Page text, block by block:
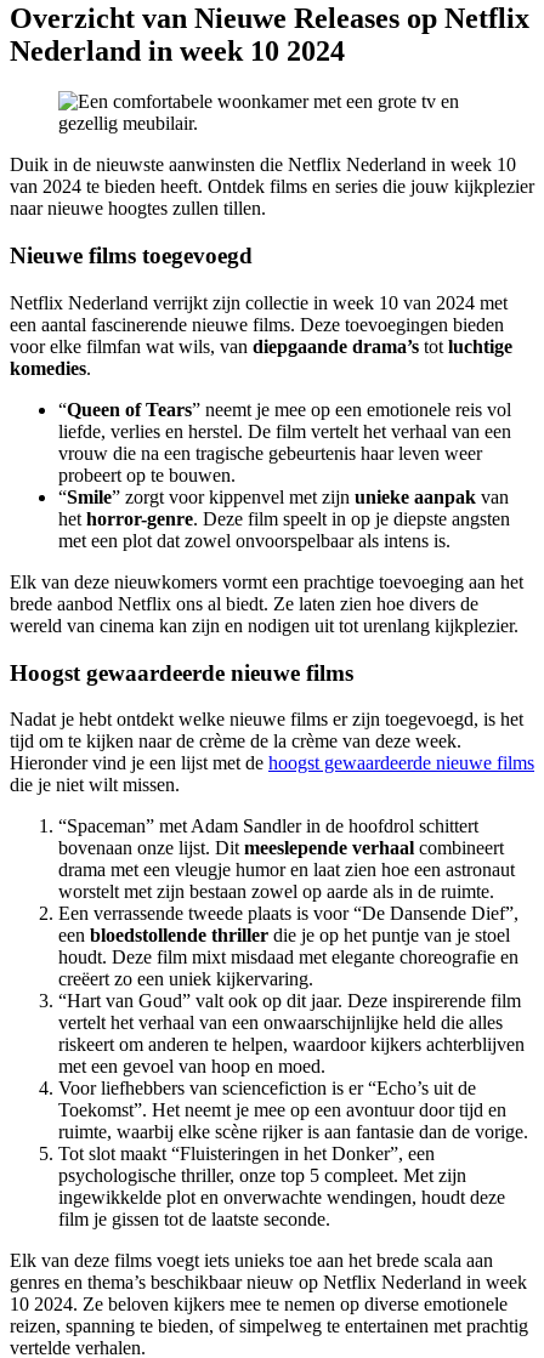
Overzicht van Nieuwe Releases op Netflix
Nederland in week 10 2024
Duik in de nieuwste aanwinsten die Netflix Nederland in week 10
van 2024 te bieden heeft. Ontdek films en series die jouw kijkplezier
naar nieuwe hoogtes zullen tillen.
Nieuwe films toegevoegd
Netflix Nederland verrijkt zijn collectie in week 10 van 2024 met
een aantal fascinerende nieuwe films. Deze toevoegingen bieden
voor elke filmfan wat wils, van diepgaande drama’s tot luchtige
komedies.
“Queen of Tears” neemt je mee op een emotionele reis vol
liefde, verlies en herstel. De film vertelt het verhaal van een
vrouw die na een tragische gebeurtenis haar leven weer
probeert op te bouwen.
“Smile” zorgt voor kippenvel met zijn unieke aanpak van
het horror-genre. Deze film speelt in op je diepste angsten
met een plot dat zowel onvoorspelbaar als intens is.
Elk van deze nieuwkomers vormt een prachtige toevoeging aan het
brede aanbod Netflix ons al biedt. Ze laten zien hoe divers de
wereld van cinema kan zijn en nodigen uit tot urenlang kijkplezier.
Hoogst gewaardeerde nieuwe films
Nadat je hebt ontdekt welke nieuwe films er zijn toegevoegd, is het
tijd om te kijken naar de crème de la crème van deze week.
Hieronder vind je een lijst met de hoogst gewaardeerde nieuwe films
die je niet wilt missen.
“Spaceman” met Adam Sandler in de hoofdrol schittert
bovenaan onze lijst. Dit meeslepende verhaal combineert
drama met een vleugje humor en laat zien hoe een astronaut
worstelt met zijn bestaan zowel op aarde als in de ruimte.
Een verrassende tweede plaats is voor “De Dansende Dief”,
een bloedstollende thriller die je op het puntje van je stoel
houdt. Deze film mixt misdaad met elegante choreografie en
creëert zo een uniek kijkervaring.
“Hart van Goud” valt ook op dit jaar. Deze inspirerende film
vertelt het verhaal van een onwaarschijnlijke held die alles
riskeert om anderen te helpen, waardoor kijkers achterblijven
met een gevoel van hoop en moed.
Voor liefhebbers van sciencefiction is er “Echo’s uit de
Toekomst”. Het neemt je mee op een avontuur door tijd en
ruimte, waarbij elke scène rijker is aan fantasie dan de vorige.
Tot slot maakt “Fluisteringen in het Donker”, een
psychologische thriller, onze top 5 compleet. Met zijn
ingewikkelde plot en onverwachte wendingen, houdt deze
film je gissen tot de laatste seconde.
Elk van deze films voegt iets unieks toe aan het brede scala aan
genres en thema’s beschikbaar nieuw op Netflix Nederland in week
10 2024. Ze beloven kijkers mee te nemen op diverse emotionele
reizen, spanning te bieden, of simpelweg te entertainen met prachtig
vertelde verhalen.